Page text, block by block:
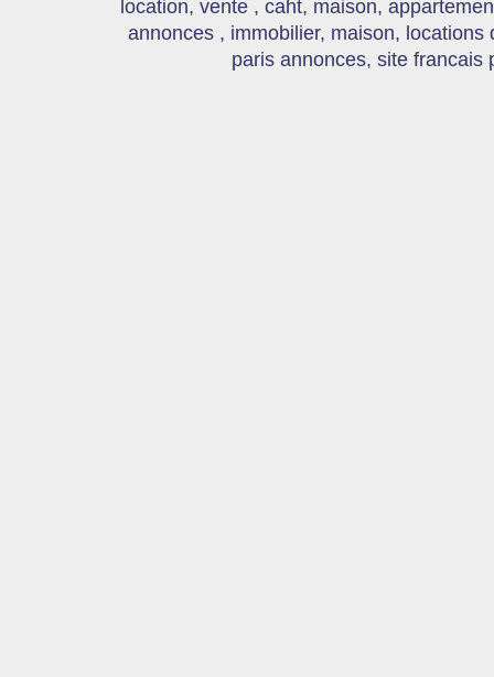
location, vente , caht, maison,
annonces , immobilier, maison,
paris annonces, site francais